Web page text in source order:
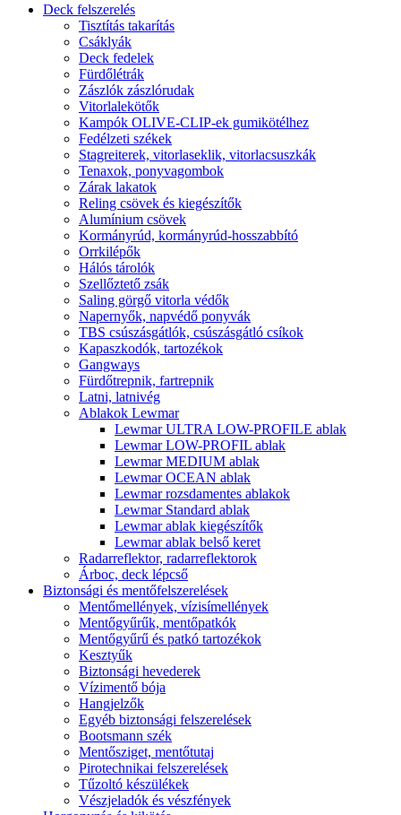
Deck felszerelés
Tisztítás takarítás
Csáklyák
Deck fedelek
Fürdőlétrák
Zászlók zászlórudak
Vitorlalekötők
Kampók OLIVE-CLIP-ek gumikötélhez
Fedélzeti székek
Stagreiterek, vitorlaseklik, vitorlacsuszkák
Tenaxok, ponyvagombok
Zárak lakatok
Reling csövek és kiegészítők
Alumínium csövek
Kormányrúd, kormányrúd-hosszabbító
Orrkilépők
Hálós tárolók
Szellőztető zsák
Saling görgő vitorla védők
Napernyők, napvédő ponyvák
TBS csúszásgátlók, csúszásgátló csíkok
Kapaszkodók, tartozékok
Gangways
Fürdőtrepnik, fartrepnik
Latni, latnivég
Ablakok Lewmar
Lewmar ULTRA LOW-PROFILE ablak
Lewmar LOW-PROFIL ablak
Lewmar MEDIUM ablak
Lewmar OCEAN ablak
Lewmar rozsdamentes ablakok
Lewmar Standard ablak
Lewmar ablak kiegészítők
Lewmar ablak belső keret
Radarreflektor, radarreflektorok
Árboc, deck lépcső
Biztonsági és mentőfelszerelések
Mentőmellények, vízisímellények
Mentőgyűrűk, mentőpatkók
Mentőgyűrű és patkó tartozékok
Kesztyűk
Biztonsági hevederek
Vízimentő bója
Hangjelzők
Egyéb biztonsági felszerelések
Bootsmann szék
Mentősziget, mentőtutaj
Pirotechnikai felszerelések
Tűzoltó készülékek
Vészjeladók és vészfények